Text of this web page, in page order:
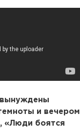
вынуждены
и вечером
«Люди боятся